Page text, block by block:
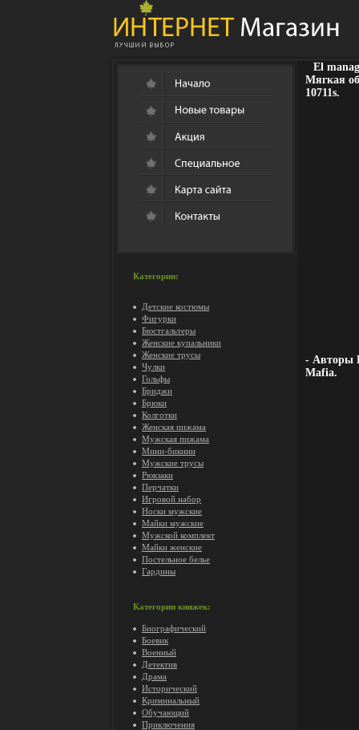
Категории:
Детские костюмы
Фигурки
Бюстгальтеры
Женские купальники
Женские трусы
Чулки
Гольфы
Бриджи
Брюки
Колготки
Женская пижама
Мужская пижама
Мини-бикини
Мужские трусы
Рюкзаки
Перчатки
Игровой набор
Носки мужские
Майки мужские
Мужской комплект
Майки женские
Постельное белье
Гардины
Категории книжек:
Биографический
Боевик
Военный
Детектив
Драма
Исторический
Криминальный
Обучающий
Приключения
El
Мягкая
10711s.
- Авторы
Mafia.